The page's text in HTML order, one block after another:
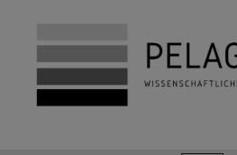
Zum
Inhalt
springen